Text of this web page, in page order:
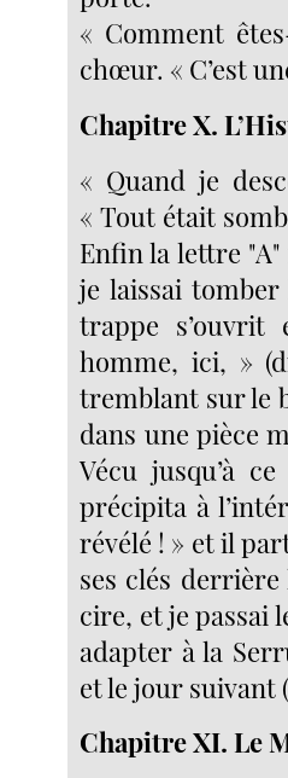
« Comment
chœur. « C’est
Chapitre X.
« Quand je
« Tout était
Enfin la lettre
je laissai
trappe
homme, ici, »
tremblant sur le
dans une pièce
Vécu jusqu’à
précipita à
révélé ! » et il
ses clés derrière
cire, et je passai
adapter à la
et le jour suivant
Chapitre XI. Le